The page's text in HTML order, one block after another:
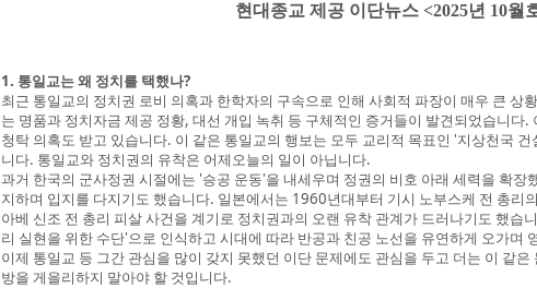
현대종교 제공 이단뉴스 <2025년 10월
1. 통일교는 왜 정치를 택했나?
최근 통일교의 정치권 로비 의혹과 한학자의 구속으로 인해 사회적 파장이 매우 큰 상
는 명품과 정치자금 제공 정황, 대선 개입 녹취 등 구체적인 증거들이 발견되었습니다
청탁 의혹도 받고 있습니다. 이 같은 통일교의 행보는 모두 교리적 목표인 '지상천국
니다. 통일교와 정치권의 유착은 어제오늘의 일이 아닙니다.
과거 한국의 군사정권 시절에는 '승공 운동'을 내세우며 정권의 비호 아래 세력을 확장
지하며 입지를 다지기도 했습니다. 일본에서는 1960년대부터 기시 노부스케 전 총리
아베 신조 전 총리 피살 사건을 계기로 정치권과의 오랜 유착 관계가 드러나기도 했습
리 실현을 위한 수단'으로 인식하고 시대에 따라 반공과 친공 노선을 유연하게 오가며
이제 통일교 등 그간 관심을 많이 갖지 못했던 이단 문제에도 관심을 두고 더는 이 같
방을 게을리하지 말아야 할 것입니다.